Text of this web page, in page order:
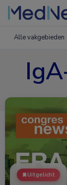
Alle vakgebieden
Uitgelicht